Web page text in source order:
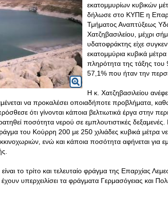
εκατομμυρίων κυβικών
δήλωσε στο ΚΥΠΕ η
Τμήματος Αναπτύξεως
Χατζηβασιλείου, μέχρι
υδατοφράκτης είχε
εκατομμύρια κυβικά
πληρότητα της τάξης
57,1% που ήταν την
Η κ. Χατζηβασιλείου
να προκαλέσει οποιαδήποτε προβλήματα,
ότι γίνονται κάποια βελτιωτικά έργα στην
ποσότητα νερού σε εμπλουτιστικές δεξαμενές.
του Κούρρη 200 με 250 χιλιάδες κυβικά μέτρα
ενώ και κάποια ποσότητα αφήνεται για
το τρίτο και τελευταίο φράγμα της Επαρχίας
υπερχειλίσει τα φράγματα Γερμασόγειας και